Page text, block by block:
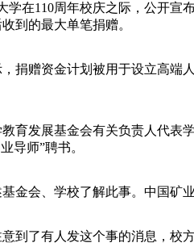
学在110周年校庆之际，公开
到的最大单笔捐赠。
捐赠资金计划被用于设立高端
育发展基金会有关负责人代表
导师”聘书。
金会、学校了解此事。中国矿
到了有人发这个事的消息，校